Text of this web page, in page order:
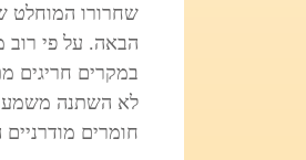
שחרורו המוחלט
במקרים חריגים
לא השתנה
חומרים